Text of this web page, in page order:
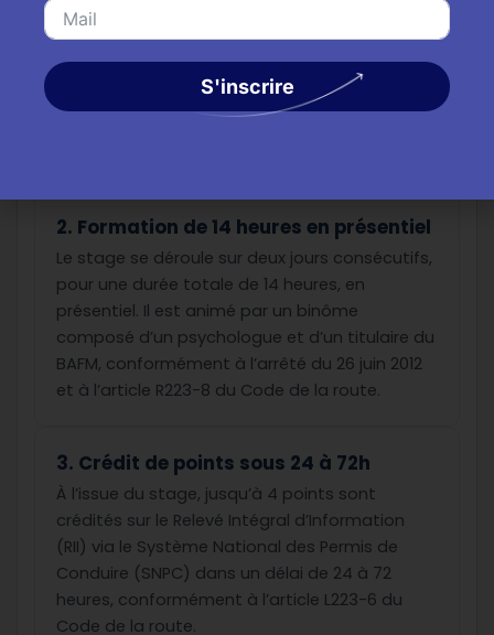
L’inscription à un stage de sensibilisation à la
centre agréé par la préfecture, conformément
à l’article R223-5 du Code de la route. Seuls
2. Formation de 14 heures en présentiel
Le stage se déroule sur deux jours consécutifs,
pour une durée totale de 14 heures, en
présentiel. Il est animé par un binôme
composé d’un psychologue et d’un titulaire du
BAFM, conformément à l’arrêté du 26 juin 2012
et à l’article R223-8 du Code de la route.
3. Crédit de points sous 24 à 72h
À l’issue du stage, jusqu’à 4 points sont
crédités sur le Relevé Intégral d’Information
(RII) via le Système National des Permis de
Conduire (SNPC) dans un délai de 24 à 72
heures, conformément à l’article L223-6 du
Code de la route.
S'inscrire